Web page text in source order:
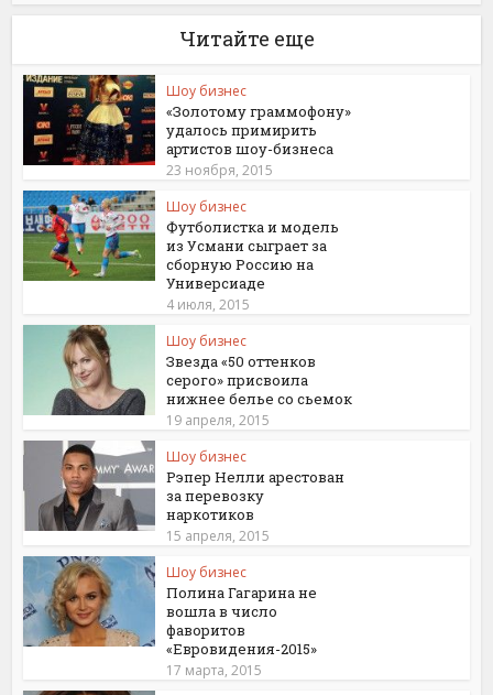
Читайте еще
Шоу бизнес
«Золотому граммофону»
удалось примирить
артистов шоу-бизнеса
23 ноября, 2015
Шоу бизнес
Футболистка и модель
из Усмани сыграет за
сборную Россию на
Универсиаде
4 июля, 2015
Шоу бизнес
Звезда «50 оттенков
серого» присвоила
нижнее белье со сьемок
19 апреля, 2015
Шоу бизнес
Рэпер Нелли арестован
за перевозку
наркотиков
15 апреля, 2015
Шоу бизнес
Полина Гагарина не
вошла в число
фаворитов
«Евровидения-2015»
17 марта, 2015